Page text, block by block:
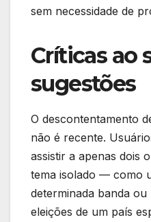
sem necessidade de
Críticas ao
sugestões
O descontentamento
não é recente.
assistir a apenas dois
tema isolado — como
determinada banda
eleições de um país